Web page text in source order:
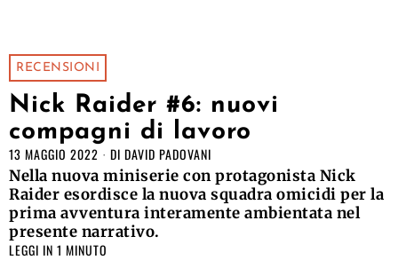
RECENSIONI
Nick Raider #6: nuovi
compagni di lavoro
13 MAGGIO 2022 DI DAVID PADOVANI
Nella nuova miniserie con protagonista Nick
Raider esordisce la nuova squadra omicidi per la
prima avventura interamente ambientata nel
presente narrativo.
LEGGI IN 1 MINUTO